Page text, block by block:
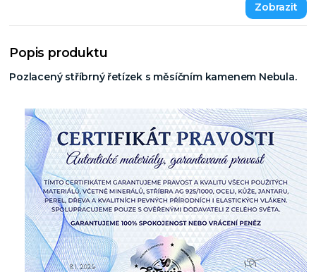
Popis produktu
Pozlacený stříbrný řetízek s měsíčním kamenem Nebula.